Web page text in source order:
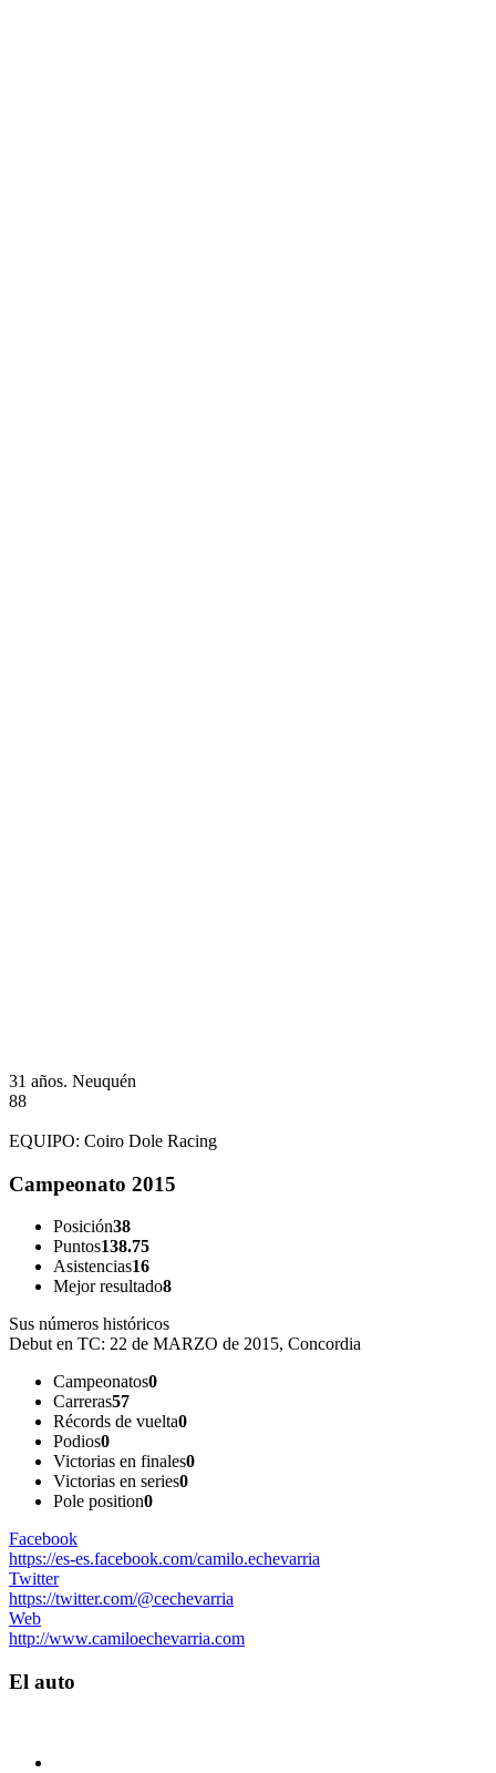
31 años. Neuquén
88
EQUIPO: Coiro Dole Racing
Campeonato 2015
Posición38
Puntos138.75
Asistencias16
Mejor resultado8
Sus números históricos
Debut en TC: 22 de MARZO de 2015, Concordia
Campeonatos0
Carreras57
Récords de vuelta0
Podios0
Victorias en finales0
Victorias en series0
Pole position0
Facebook
https://es-es.facebook.com/camilo.echevarria
Twitter
https://twitter.com/@cechevarria
Web
http://www.camiloechevarria.com
El auto